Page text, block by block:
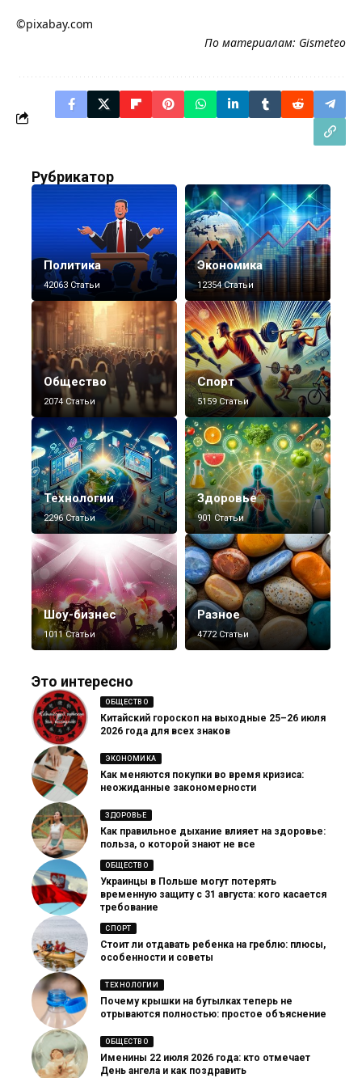
©pixabay.com
По материалам: Gismeteo
Рубрикатор
Политика
42063 Статьи
Экономика
12354 Статьи
Общество
2074 Статьи
Спорт
5159 Статьи
Технологии
2296 Статьи
Здоровье
901 Статьи
Шоу-бизнес
1011 Статьи
Разное
4772 Статьи
Это интересно
ОБЩЕСТВО
Китайский гороскоп на выходные 25–26 июля
2026 года для всех знаков
ЭКОНОМИКА
Как меняются покупки во время кризиса:
неожиданные закономерности
ЗДОРОВЬЕ
Как правильное дыхание влияет на здоровье:
польза, о которой знают не все
ОБЩЕСТВО
Украинцы в Польше могут потерять
временную защиту с 31 августа: кого касается
требование
СПОРТ
Стоит ли отдавать ребенка на греблю: плюсы,
особенности и советы
ТЕХНОЛОГИИ
Почему крышки на бутылках теперь не
отрываются полностью: простое объяснение
ОБЩЕСТВО
Именины 22 июля 2026 года: кто отмечает
День ангела и как поздравить